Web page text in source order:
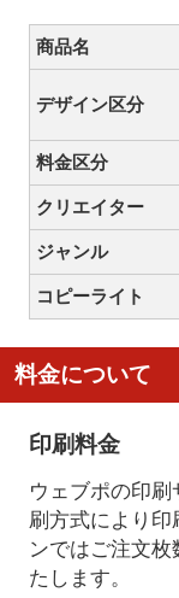
商品名
デザイン区分
料金区分
クリエイター
ジャンル
コピーライト
料金について
印刷料金
ウェブポの印
刷方式により印
ンではご注文
たします。